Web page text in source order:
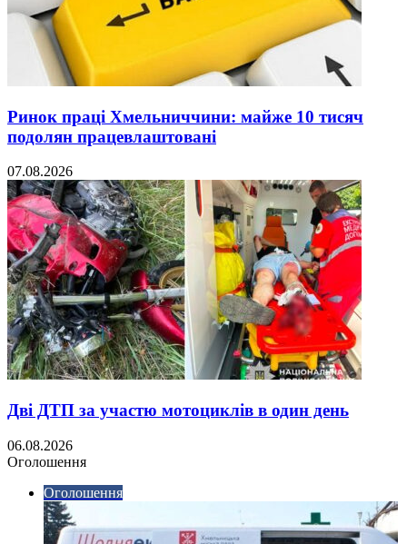
Ринок праці Хмельниччини: майже 10 тисяч
подолян працевлаштовані
07.08.2026
Дві ДТП за участю мотоциклів в один день
06.08.2026
Оголошення
Оголошення